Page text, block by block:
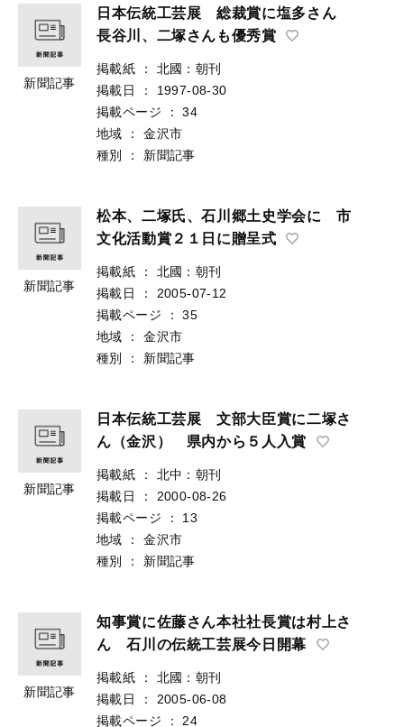
新聞記事
日本伝統工芸展 総裁賞に塩多さん
長谷川、二塚さんも優秀賞
掲載紙 ：
北國：朝刊
掲載日
：
1997-08-30
掲載ページ
：
34
地域
：
金沢市
種別
： 新聞記事
新聞記事
松本、二塚氏、石川郷土史学会に 市
文化活動賞２１日に贈呈式
掲載紙 ：
北國：朝刊
掲載日
：
2005-07-12
掲載ページ
：
35
地域
：
金沢市
種別
： 新聞記事
新聞記事
日本伝統工芸展 文部大臣賞に二塚さ
ん（金沢） 県内から５人入賞
掲載紙 ：
北中：朝刊
掲載日
：
2000-08-26
掲載ページ
：
13
地域
：
金沢市
種別
： 新聞記事
新聞記事
知事賞に佐藤さん本社社長賞は村上さ
ん 石川の伝統工芸展今日開幕
掲載紙 ：
北國：朝刊
掲載日
：
2005-06-08
掲載ページ
：
24